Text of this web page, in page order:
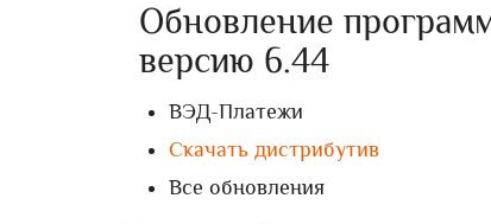
Обновление
версию 6.44
ВЭД-Платежи
Скачать дистрибутив
Все обновления